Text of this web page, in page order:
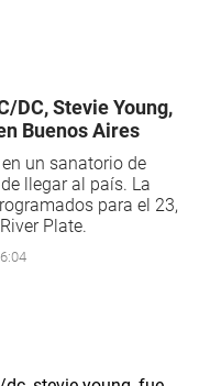
DC, Stevie Young,
Buenos Aires
un sanatorio de
llegar al país. La
para el 23,
Plate.